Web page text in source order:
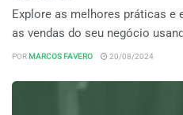
Explore as melhores práticas e
as vendas do seu negócio
POR MARCOS FAVERO 20/08/2024